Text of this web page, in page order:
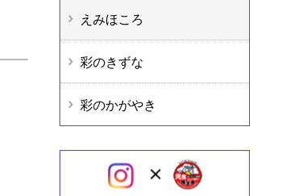
えみほころ
彩のきずな
彩のかがやき